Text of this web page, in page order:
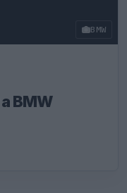
BMW
BMW